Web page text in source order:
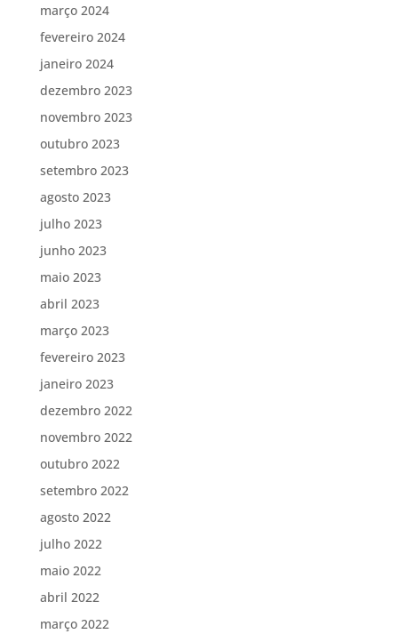
março 2024
fevereiro 2024
janeiro 2024
dezembro 2023
novembro 2023
outubro 2023
setembro 2023
agosto 2023
julho 2023
junho 2023
maio 2023
abril 2023
março 2023
fevereiro 2023
janeiro 2023
dezembro 2022
novembro 2022
outubro 2022
setembro 2022
agosto 2022
julho 2022
maio 2022
abril 2022
março 2022